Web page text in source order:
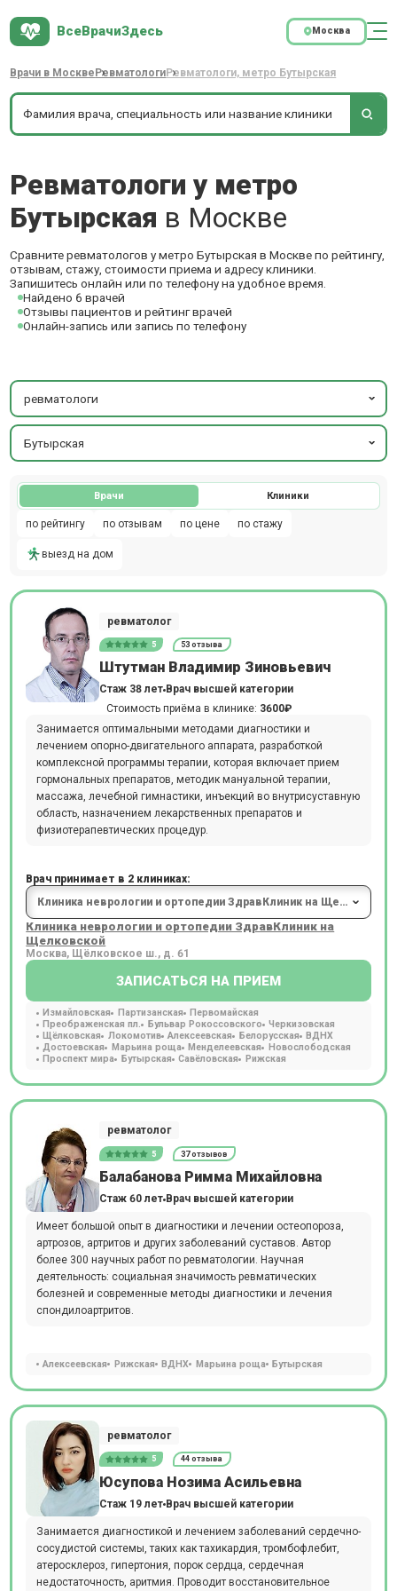
ВсеВрачиЗдесь Москва
Врачи в Москве Ревматологи Ревматологи, метро Бутырская
Ревматологи у метро
Бутырская в Москве
Сравните ревматологов у метро Бутырская в Москве по рейтингу,
отзывам, стажу, стоимости приема и адресу клиники.
Запишитесь онлайн или по телефону на удобное время.
Найдено 6 врачей
Отзывы пациентов и рейтинг врачей
Онлайн-запись или запись по телефону
ревматологи
Бутырская
Врачи Клиники
по рейтингу по отзывам по цене по стажу
выезд на дом
ревматолог
5 53 отзыва
Штутман Владимир Зиновьевич
Стаж 38 лет Врач высшей категории
Стоимость приёма в клинике: 3600₽
Занимается оптимальными методами диагностики и
лечением опорно-двигательного аппарата, разработкой
комплексной программы терапии, которая включает прием
гормональных препаратов, методик мануальной терапии,
массажа, лечебной гимнастики, инъекций во внутрисуставную
область, назначением лекарственных препаратов и
физиотерапевтических процедур.
Врач принимает в 2 клиниках:
Клиника неврологии и ортопедии ЗдравКлиник на
Щелковской
Москва, Щёлковское ш., д. 61
ЗАПИСАТЬСЯ НА ПРИЕМ
Измайловская Партизанская
Первомайская
Преображенская пл.
Бульвар Рокоссовского
Черкизовская
Щёлковская
Локомотив Алексеевская Белорусская
ВДНХ
Достоевская
Марьина роща Менделеевская
Новослободская
Проспект мира
Бутырская Савёловская Рижская
ревматолог
5 37 отзывов
Балабанова Римма Михайловна
Стаж 60 лет Врач высшей категории
Имеет большой опыт в диагностики и лечении остеопороза,
артрозов, артритов и других заболеваний суставов. Автор
более 300 научных работ по ревматологии. Научная
деятельность: социальная значимость ревматических
болезней и современные методы диагностики и лечения
спондилоартритов.
Алексеевская Рижская ВДНХ Марьина роща Бутырская
ревматолог
5 44 отзыва
Юсупова Нозима Асильевна
Стаж 19 лет Врач высшей категории
Занимается диагностикой и лечением заболеваний сердечно-
сосудистой системы, таких как тахикардия, тромбофлебит,
атеросклероз, гипертония, порок сердца, сердечная
недостаточность, аритмия. Проводит восстановительное